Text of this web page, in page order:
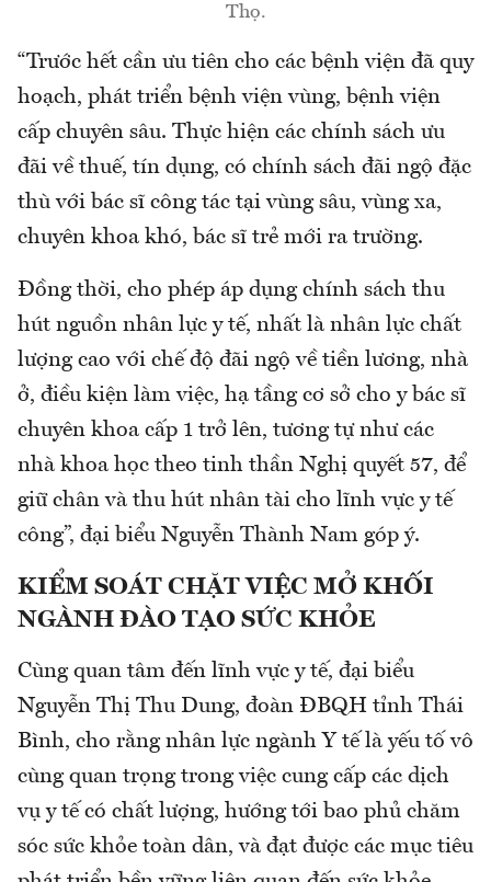
Thọ.
“Trước hết cần ưu tiên cho các bệnh viện đã quy
hoạch, phát triển bệnh viện vùng, bệnh viện
cấp chuyên sâu. Thực hiện các chính sách ưu
đãi về thuế, tín dụng, có chính sách đãi ngộ đặc
thù với bác sĩ công tác tại vùng sâu, vùng xa,
chuyên khoa khó, bác sĩ trẻ mới ra trường.
Đồng thời, cho phép áp dụng chính sách thu
hút nguồn nhân lực y tế, nhất là nhân lực chất
lượng cao với chế độ đãi ngộ về tiền lương, nhà
ở, điều kiện làm việc, hạ tầng cơ sở cho y bác sĩ
chuyên khoa cấp 1 trở lên, tương tự như các
nhà khoa học theo tinh thần Nghị quyết 57, để
giữ chân và thu hút nhân tài cho lĩnh vực y tế
công”, đại biểu Nguyễn Thành Nam góp ý.
KIỂM SOÁT CHẶT VIỆC MỞ KHỐI
NGÀNH ĐÀO TẠO SỨC KHỎE
Cùng quan tâm đến lĩnh vực y tế, đại biểu
Nguyễn Thị Thu Dung, đoàn ĐBQH tỉnh Thái
Bình, cho rằng nhân lực ngành Y tế là yếu tố vô
cùng quan trọng trong việc cung cấp các dịch
vụ y tế có chất lượng, hướng tới bao phủ chăm
sóc sức khỏe toàn dân, và đạt được các mục tiêu